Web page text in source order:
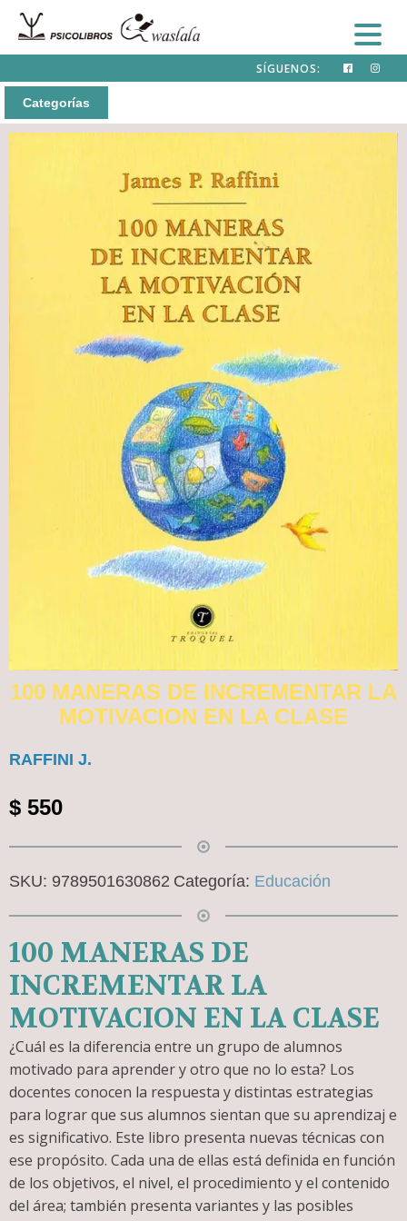
SÍGUENOS:
Categorías
100 MANERAS DE INCREMENTAR LA
MOTIVACION EN LA CLASE
RAFFINI J.
$ 550
SKU: 9789501630862 Categoría: Educación
100 MANERAS DE
INCREMENTAR LA
MOTIVACION EN LA CLASE
¿Cuál es la diferencia entre un grupo de alumnos
motivado para aprender y otro que no lo esta? Los
docentes conocen la respuesta y distintas estrategias
para lograr que sus alumnos sientan que su aprendizaj e
es significativo. Este libro presenta nuevas técnicas con
ese propósito. Cada una de ellas está definida en función
de los objetivos, el nivel, el procedimiento y el contenido
del área; también presenta variantes y las posibles